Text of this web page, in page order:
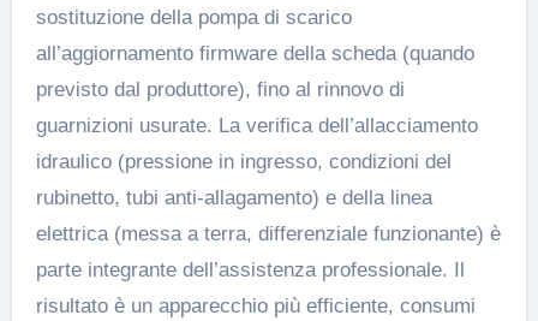
sostituzione della pompa di scarico
all’aggiornamento firmware della scheda (quando
previsto dal produttore), fino al rinnovo di
guarnizioni usurate. La verifica dell’allacciamento
idraulico (pressione in ingresso, condizioni del
rubinetto, tubi anti-allagamento) e della linea
elettrica (messa a terra, differenziale funzionante) è
parte integrante dell’assistenza professionale. Il
risultato è un apparecchio più efficiente, consumi